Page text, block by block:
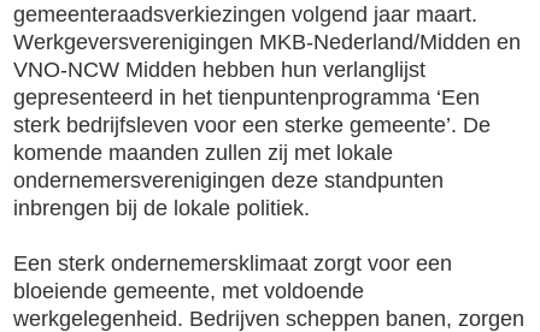
gemeenteraadsverkiezingen volgend jaar maart.
Werkgeversverenigingen MKB-Nederland/Midden en
VNO-NCW Midden hebben hun verlanglijst
gepresenteerd in het tienpuntenprogramma ‘Een
sterk bedrijfsleven voor een sterke gemeente’. De
komende maanden zullen zij met lokale
ondernemersverenigingen deze standpunten
inbrengen bij de lokale politiek.
Een sterk ondernemersklimaat zorgt voor een
bloeiende gemeente, met voldoende
werkgelegenheid. Bedrijven scheppen banen, zorgen